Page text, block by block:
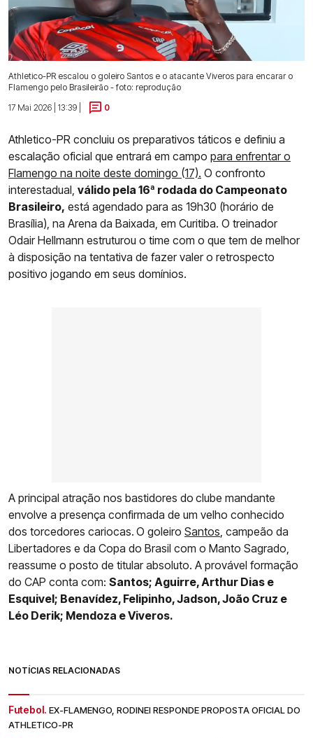
Athletico-PR escalou o goleiro Santos e o atacante Viveros para encarar o
Flamengo pelo Brasileirão - foto: reprodução
17 Mai 2026 | 13:39 |
0
Athletico-PR concluiu os preparativos táticos e definiu a
escalação oficial que entrará em campo para enfrentar o
Flamengo na noite deste domingo (17). O confronto
interestadual, válido pela 16ª rodada do Campeonato
Brasileiro, está agendado para as 19h30 (horário de
Brasília), na Arena da Baixada, em Curitiba. O treinador
Odair Hellmann estruturou o time com o que tem de melhor
à disposição na tentativa de fazer valer o retrospecto
positivo jogando em seus domínios.
A principal atração nos bastidores do clube mandante
envolve a presença confirmada de um velho conhecido
dos torcedores cariocas. O goleiro Santos, campeão da
Libertadores e da Copa do Brasil com o Manto Sagrado,
reassume o posto de titular absoluto. A provável formação
do CAP conta com: Santos; Aguirre, Arthur Dias e
Esquivel; Benavídez, Felipinho, Jadson, João Cruz e
Léo Derik; Mendoza e Viveros.
NOTÍCIAS RELACIONADAS
Futebol. EX-FLAMENGO, RODINEI RESPONDE PROPOSTA OFICIAL DO
ATHLETICO-PR